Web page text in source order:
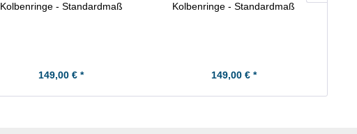
Kolbenringe - Standardmaß
149,00 € *
Kolbenringe - Standardmaß
149,00 € *